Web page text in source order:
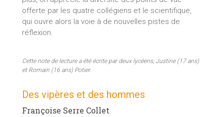
offerte par les quatre collégiens et le scientifique,
qui ouvre alors la voie à de nouvelles pistes de
réflexion.
Cette note de lecture a été écrite par deux lycéens, Justine (17 ans)
et Romain (16 ans) Potier.
Des vipères et des hommes
Françoise Serre Collet